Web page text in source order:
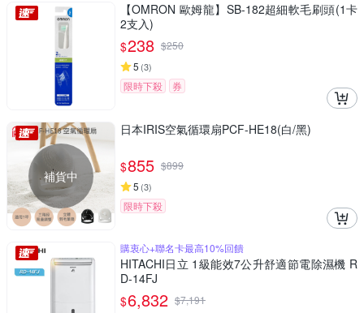
【OMRON 歐姆龍】SB-182超細軟毛刷頭(1卡
2支入)
$238 $250
5 (3)
限時下殺 券
補貨中
日本IRIS空氣循環扇PCF-HE18(白/黑)
$855 $899
5 (3)
限時下殺
購衷心+聯名卡最高10%回饋
HITACHI日立 1級能效7公升舒適節電除濕機 R
D-14FJ
$6,832 $7,191